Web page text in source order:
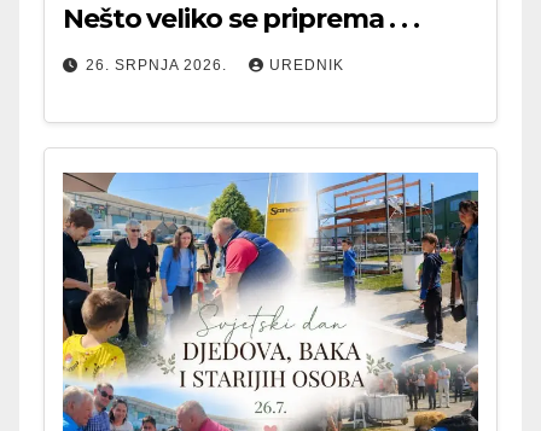
Nešto veliko se priprema . . .
26. SRPNJA 2026. UREDNIK